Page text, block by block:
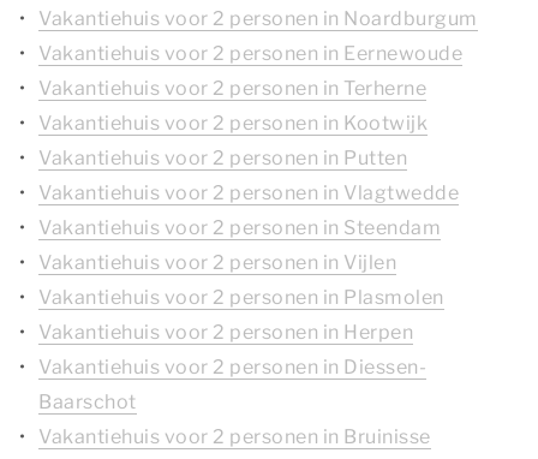
Vakantiehuis voor 2 personen in Noardburgum
Vakantiehuis voor 2 personen in Eernewoude
Vakantiehuis voor 2 personen in Terherne
Vakantiehuis voor 2 personen in Kootwijk
Vakantiehuis voor 2 personen in Putten
Vakantiehuis voor 2 personen in Vlagtwedde
Vakantiehuis voor 2 personen in Steendam
Vakantiehuis voor 2 personen in Vijlen
Vakantiehuis voor 2 personen in Plasmolen
Vakantiehuis voor 2 personen in Herpen
Vakantiehuis voor 2 personen in Diessen-
Baarschot
Vakantiehuis voor 2 personen in Bruinisse